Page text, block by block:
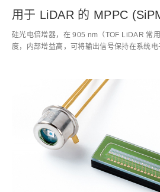
用于 LiDAR 的 MPPC
硅光电倍增器，在 905 nm（TOF LiDAR 常
度，内部增益高，可将输出信号保持在系统电